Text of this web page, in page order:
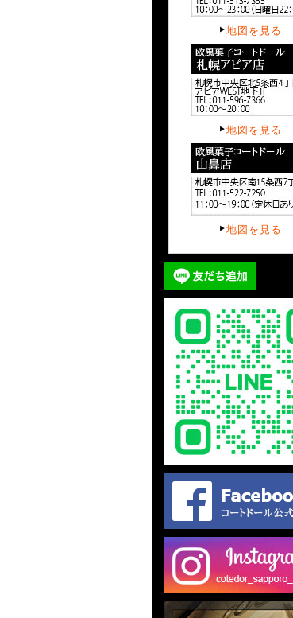
地図を見る
地図を見る
地図を見る